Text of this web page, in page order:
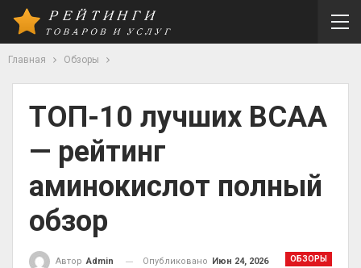
Главная Обзоры
ТОП-10 лучших BCAA
— рейтинг
аминокислот полный
обзор
ОБЗОРЫ
Автор Admin Опубликовано Июн 24, 2026